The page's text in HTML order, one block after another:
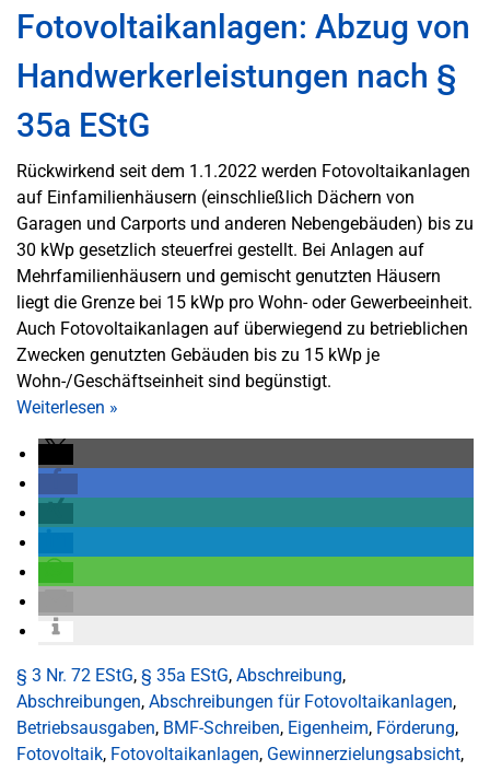
Fotovoltaikanlagen: Abzug von
Handwerkerleistungen nach §
35a EStG
Rückwirkend seit dem 1.1.2022 werden Fotovoltaikanlagen
auf Einfamilienhäusern (einschließlich Dächern von
Garagen und Carports und anderen Nebengebäuden) bis zu
30 kWp gesetzlich steuerfrei gestellt. Bei Anlagen auf
Mehrfamilienhäusern und gemischt genutzten Häusern
liegt die Grenze bei 15 kWp pro Wohn- oder Gewerbeeinheit.
Auch Fotovoltaikanlagen auf überwiegend zu betrieblichen
Zwecken genutzten Gebäuden bis zu 15 kWp je
Wohn-/Geschäftseinheit sind begünstigt.
Weiterlesen »
§ 3 Nr. 72 EStG, § 35a EStG, Abschreibung,
Abschreibungen, Abschreibungen für Fotovoltaikanlagen,
Betriebsausgaben, BMF-Schreiben, Eigenheim, Förderung,
Fotovoltaik, Fotovoltaikanlagen, Gewinnerzielungsabsicht,